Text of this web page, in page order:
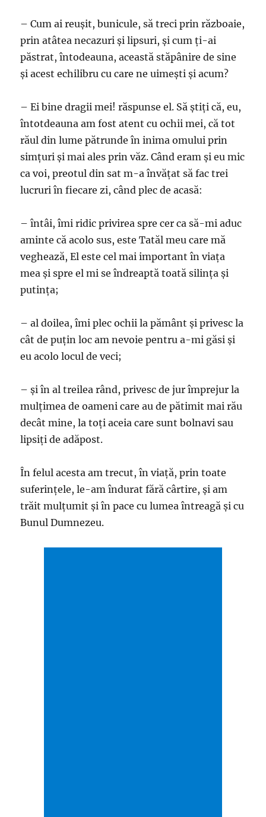
– Cum ai reușit, bunicule, să treci prin războaie,
prin atâtea necazuri și lipsuri, și cum ți-ai
păstrat, întodeauna, această stăpânire de sine
și acest echilibru cu care ne uimești și acum?
– Ei bine dragii mei! răspunse el. Să știți că, eu,
întotdeauna am fost atent cu ochii mei, că tot
răul din lume pătrunde în inima omului prin
simțuri și mai ales prin văz. Când eram și eu mic
ca voi, preotul din sat m-a învățat să fac trei
lucruri în fiecare zi, când plec de acasă:
– întâi, îmi ridic privirea spre cer ca să-mi aduc
aminte că acolo sus, este Tatăl meu care mă
veghează, El este cel mai important în viața
mea și spre el mi se îndreaptă toată silința și
putința;
– al doilea, îmi plec ochii la pământ și privesc la
cât de puțin loc am nevoie pentru a-mi găsi și
eu acolo locul de veci;
– și în al treilea rând, privesc de jur împrejur la
mulțimea de oameni care au de pătimit mai rău
decât mine, la toți aceia care sunt bolnavi sau
lipsiți de adăpost.
În felul acesta am trecut, în viață, prin toate
suferințele, le-am îndurat fără cârtire, și am
trăit mulțumit și în pace cu lumea întreagă și cu
Bunul Dumnezeu.